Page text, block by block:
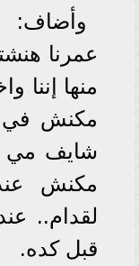
وأضاف:
عمرنا
منها إننا
مكنش في
شايف مي
مكنش
لقدام..
قبل كده.